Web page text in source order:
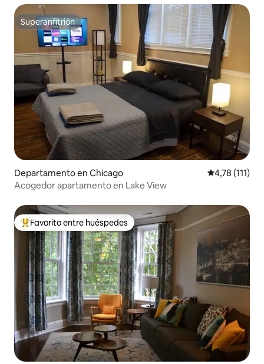
Superanfitrión
Superanfitrión
Departamento en Chicago Calificación
4,78 (111)
Acogedor apartamento en Lake View
Favorito entre los huéspedes más destacados
Favorito entre huéspedes